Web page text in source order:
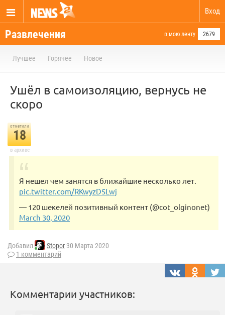
Вход
Развлечения в мою ленту 2679
Лучшее Горячее Новое
Ушёл в самоизоляцию, вернусь не
скоро
отметили
18
в архиве
Я нешел чем занятся в ближайшие несколько лет.
pic.twitter.com/RKwyzD5Lwj
— 120 шекелей позитивный контент (@cot_olginonet)
March 30, 2020
Добавил Stopor 30 Марта 2020
1 комментарий
Комментарии участников: